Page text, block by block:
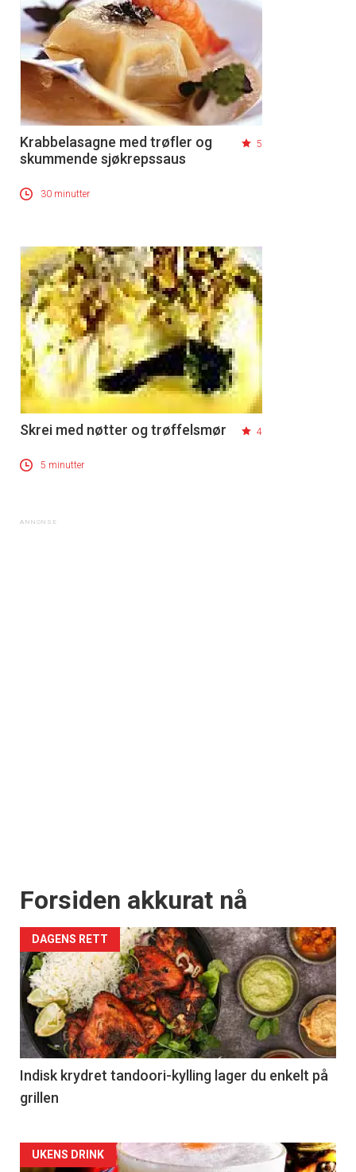
Krabbelasagne med trøfler og
skummende sjøkrepssaus
5
30 minutter
Skrei med nøtter og trøffelsmør 4
5 minutter
Forsiden akkurat nå
DAGENS RETT
Indisk krydret tandoori-kylling lager du enkelt på
grillen
Forsiden
UKENS DRINK